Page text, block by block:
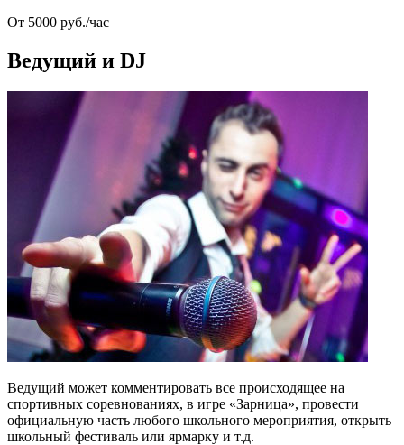
От 5000 руб./час
Ведущий и DJ
Ведущий может комментировать все происходящее на
спортивных соревнованиях, в игре «Зарница», провести
официальную часть любого школьного мероприятия, открыть
школьный фестиваль или ярмарку и т.д.